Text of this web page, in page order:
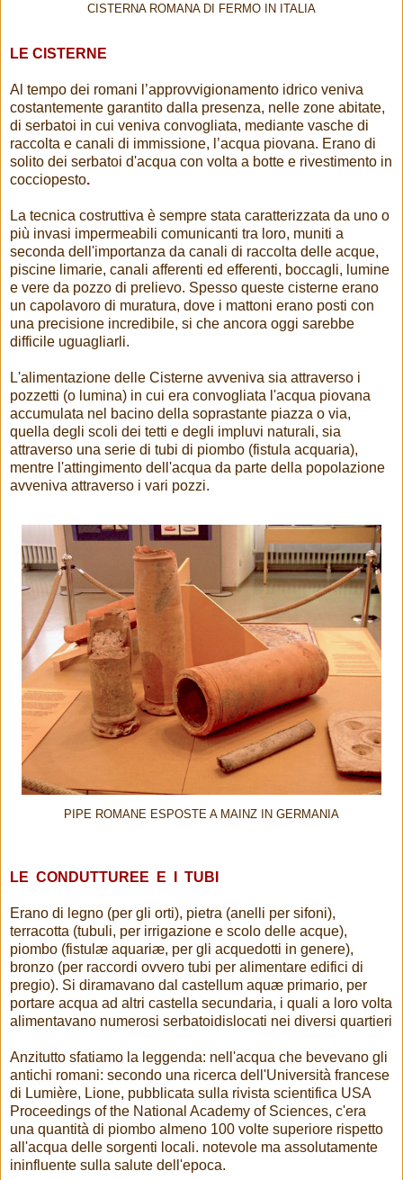
CISTERNA ROMANA DI FERMO IN ITALIA
LE CISTERNE
Al tempo dei romani l’approvvigionamento idrico veniva
costantemente garantito dalla presenza, nelle zone abitate,
di serbatoi in cui veniva convogliata, mediante vasche di
raccolta e canali di immissione, l’acqua piovana. Erano di
solito dei serbatoi d'acqua con volta a botte e rivestimento in
cocciopesto.
La tecnica costruttiva è sempre stata caratterizzata da uno o
più invasi impermeabili comunicanti tra loro, muniti a
seconda dell'importanza da canali di raccolta delle acque,
piscine limarie, canali afferenti ed efferenti, boccagli, lumine
e vere da pozzo di prelievo. Spesso queste cisterne erano
un capolavoro di muratura, dove i mattoni erano posti con
una precisione incredibile, si che ancora oggi sarebbe
difficile uguagliarli.
L'alimentazione delle Cisterne avveniva sia attraverso i
pozzetti (o lumina) in cui era convogliata l'acqua piovana
accumulata nel bacino della soprastante piazza o via,
quella degli scoli dei tetti e degli impluvi naturali, sia
attraverso una serie di tubi di piombo (fistula acquaria),
mentre l'attingimento dell'acqua da parte della popolazione
avveniva attraverso i vari pozzi.
PIPE ROMANE ESPOSTE A MAINZ IN GERMANIA
LE CONDUTTUREE E I TUBI
Erano di legno (per gli orti), pietra (anelli per sifoni),
terracotta (tubuli, per irrigazione e scolo delle acque),
piombo (fistulæ aquariæ, per gli acquedotti in genere),
bronzo (per raccordi ovvero tubi per alimentare edifici di
pregio). Si diramavano dal castellum aquæ primario, per
portare acqua ad altri castella secundaria, i quali a loro volta
alimentavano numerosi serbatoidislocati nei diversi quartieri
Anzitutto sfatiamo la leggenda: nell'acqua che bevevano gli
antichi romani: secondo una ricerca dell'Università francese
di Lumière, Lione, pubblicata sulla rivista scientifica USA
Proceedings of the National Academy of Sciences, c'era
una quantità di piombo almeno 100 volte superiore rispetto
all'acqua delle sorgenti locali. notevole ma assolutamente
ininfluente sulla salute dell'epoca.